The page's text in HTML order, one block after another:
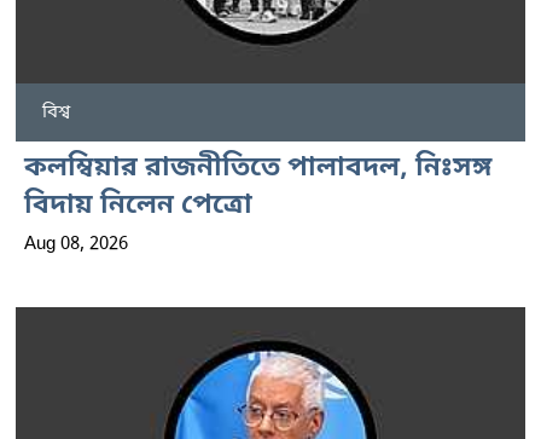
বিশ্ব
কলম্বিয়ার রাজনীতিতে পালাবদল, নিঃসঙ্গ
বিদায় নিলেন পেত্রো
Aug 08, 2026